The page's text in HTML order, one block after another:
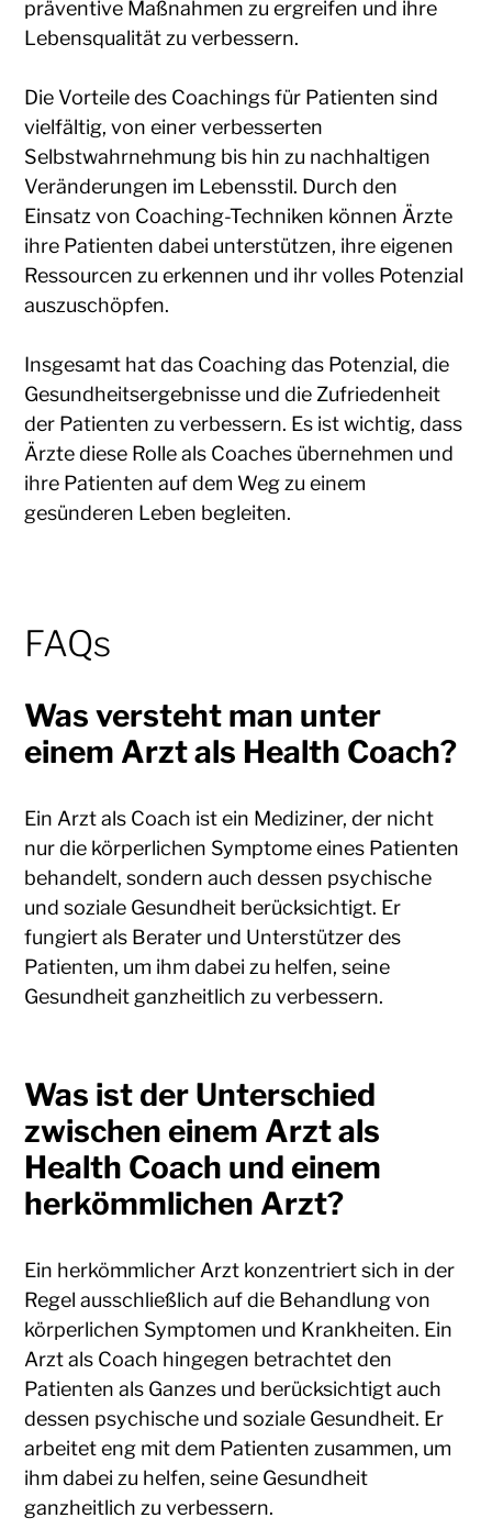
präventive Maßnahmen zu ergreifen und ihre
Lebensqualität zu verbessern.
Die Vorteile des Coachings für Patienten sind
vielfältig, von einer verbesserten
Selbstwahrnehmung bis hin zu nachhaltigen
Veränderungen im Lebensstil. Durch den
Einsatz von Coaching-Techniken können Ärzte
ihre Patienten dabei unterstützen, ihre eigenen
Ressourcen zu erkennen und ihr volles Potenzial
auszuschöpfen.
Insgesamt hat das Coaching das Potenzial, die
Gesundheitsergebnisse und die Zufriedenheit
der Patienten zu verbessern. Es ist wichtig, dass
Ärzte diese Rolle als Coaches übernehmen und
ihre Patienten auf dem Weg zu einem
gesünderen Leben begleiten.
FAQs
Was versteht man unter
einem Arzt als Health Coach?
Ein Arzt als Coach ist ein Mediziner, der nicht
nur die körperlichen Symptome eines Patienten
behandelt, sondern auch dessen psychische
und soziale Gesundheit berücksichtigt. Er
fungiert als Berater und Unterstützer des
Patienten, um ihm dabei zu helfen, seine
Gesundheit ganzheitlich zu verbessern.
Was ist der Unterschied
zwischen einem Arzt als
Health Coach und einem
herkömmlichen Arzt?
Ein herkömmlicher Arzt konzentriert sich in der
Regel ausschließlich auf die Behandlung von
körperlichen Symptomen und Krankheiten. Ein
Arzt als Coach hingegen betrachtet den
Patienten als Ganzes und berücksichtigt auch
dessen psychische und soziale Gesundheit. Er
arbeitet eng mit dem Patienten zusammen, um
ihm dabei zu helfen, seine Gesundheit
ganzheitlich zu verbessern.